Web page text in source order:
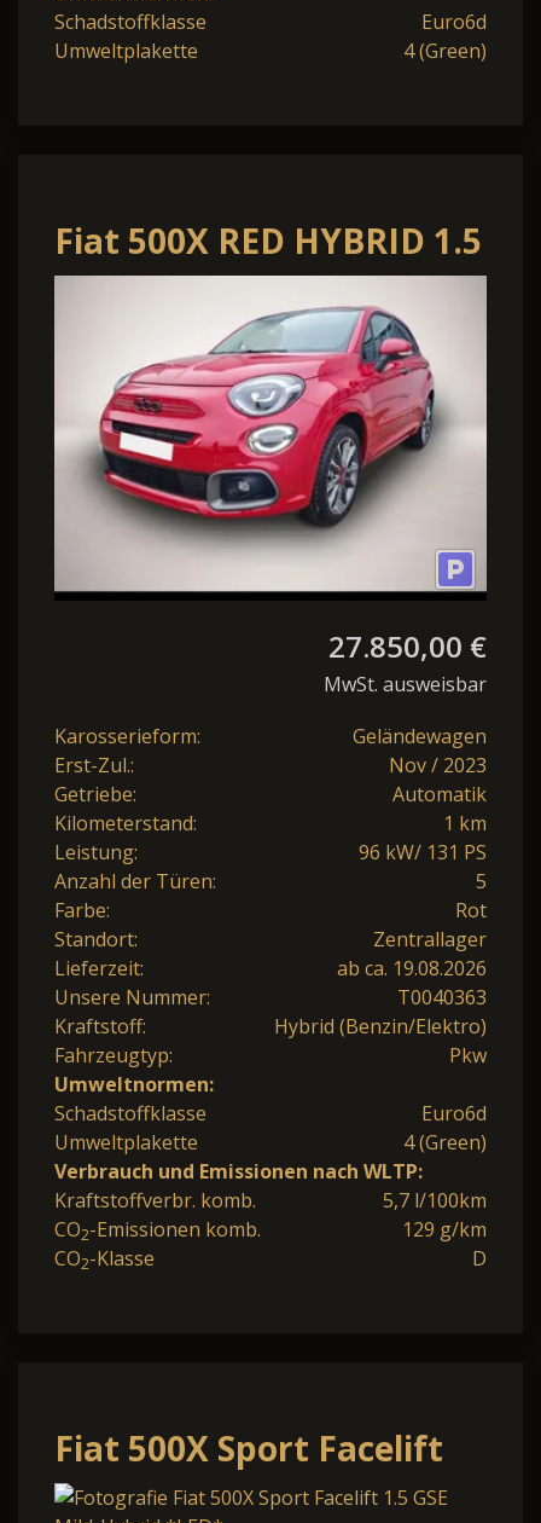
Schadstoffklasse
Euro6d
Umweltplakette
4 (Green)
Fiat 500X RED HYBRID 1.5
GSE AT 96 kW NAV LM
27.850,00 €
MwSt. ausweisbar
Karosserieform:
Geländewagen
Erst-Zul.:
Nov / 2023
Getriebe:
Automatik
Kilometerstand:
1 km
Leistung:
96 kW/ 131 PS
Anzahl der Türen:
5
Farbe:
Rot
Standort:
Zentrallager
Lieferzeit:
ab ca. 19.08.2026
Unsere Nummer:
T0040363
Kraftstoff:
Hybrid (Benzin/Elektro)
Fahrzeugtyp:
Pkw
Umweltnormen:
Schadstoffklasse
Euro6d
Umweltplakette
4 (Green)
Verbrauch und Emissionen nach WLTP:
Kraftstoffverbr. komb.
5,7 l/100km
CO2-Emissionen komb.
129 g/km
CO2-Klasse D
Fiat 500X Sport Facelift
1.5 GSE Mild-Hybrid